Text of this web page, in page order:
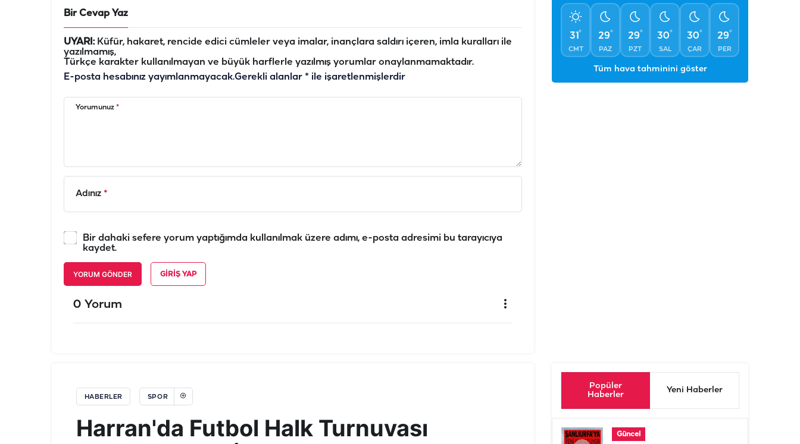
Bir Cevap Yaz
UYARI:Küfür, hakaret, rencide edici cümleler veya imalar, inançlara saldırı içeren, imla kuralları ile
yazılmamış,
Türkçe karakter kullanılmayan ve büyük harflerle yazılmış yorumlar onaylanmamaktadır.
E-posta hesabınız yayımlanmayacak.Gerekli alanlar * ile işaretlenmişlerdir
Yorumunuz *
Adınız *
Bir dahaki sefere yorum yaptığımda kullanılmak üzere adımı, e-posta adresimi bu tarayıcıya
kaydet.
YORUM GÖNDER GIRIŞ YAP
0 Yorum
31°
CMT
29°
PAZ
29°
PZT
30°
SAL
30°
ÇAR
29°
PER
Tüm hava tahminini göster
HABERLER SPOR
Harran'da Futbol Halk Turnuvası
Popüler
Haberler
Yeni Haberler
Güncel